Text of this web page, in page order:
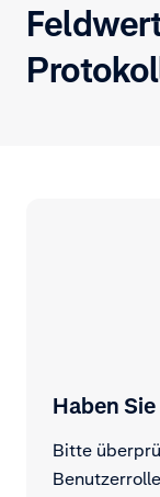
Haben
Bitte